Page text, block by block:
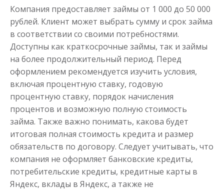
Сумма до 50 000₽
Срок от 1до 21 дня
Получить
Одолжим до 30 дней
Сумма до50 000₽
Срок от 1до 30 дня
Компания предоставляет займы от 1 000 до 50 000
рублей. Клиент может выбрать сумму и срок займа
в соответствии со своими потребностями.
Доступны как краткосрочные займы, так и займы
на более продолжительный период. Перед
оформлением рекомендуется изучить условия,
включая процентную ставку, годовую
процентную ставку, порядок начисления
процентов и возможную полную стоимость
займа. Также важно понимать, какова будет
итоговая полная стоимость кредита и размер
обязательств по договору. Следует учитывать, что
компания не оформляет банковские кредиты,
потребительские кредиты, кредитные карты в
Яндекс, вклады в Яндекс, а также не